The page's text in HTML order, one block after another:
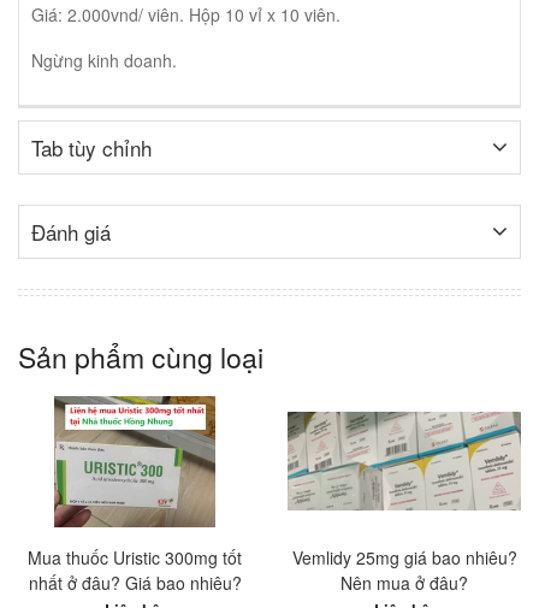
Giá: 2.000vnd/ viên. Hộp 10 vỉ x 10 viên.
Ngừng kinh doanh.
Tab tùy chỉnh
Đánh giá
Sản phẩm cùng loại
Mua thuốc Uristic 300mg tốt
nhất ở đâu? Giá bao nhiêu?
Vemlidy 25mg giá bao nhiêu?
Nên mua ở đâu?